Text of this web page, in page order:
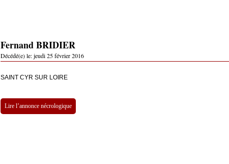
Fernand BRIDIER
Décédé(e) le:jeudi 25 février 2016
SAINT CYR SUR LOIRE
Lire l’annonce nécrologique